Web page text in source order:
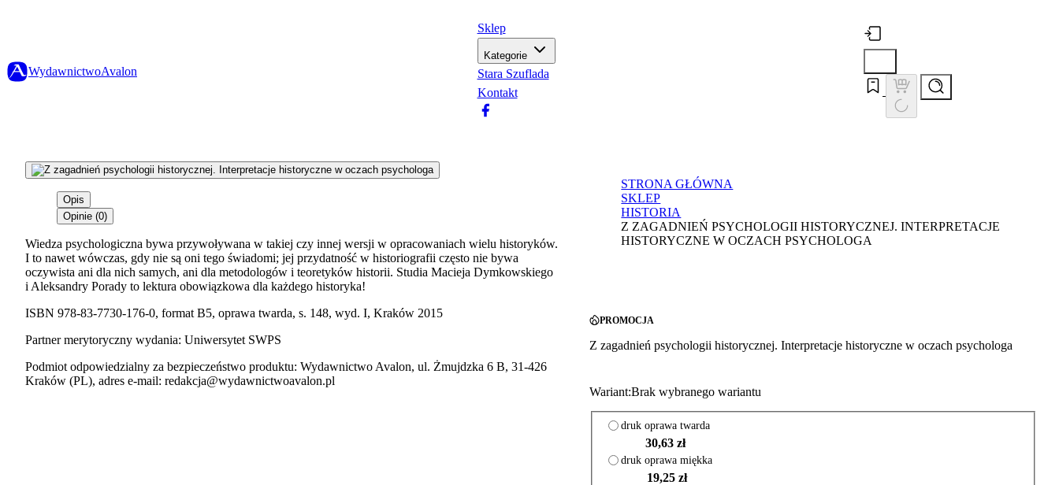
WydawnictwoAvalon
Sklep
Kategorie
Stara Szuflada
Kontakt
Opis
Opinie (0)
Wiedza psychologiczna bywa przywoływana w takiej czy innej wersji w opracowaniach wielu historyków.
I to nawet wówczas, gdy nie są oni tego świadomi; jej przydatność w historiografii często nie bywa
oczywista ani dla nich samych, ani dla metodologów i teoretyków historii. Studia Macieja Dymkowskiego
i Aleksandry Porady to lektura obowiązkowa dla każdego historyka!
ISBN 978-83-7730-176-0, format B5, oprawa twarda, s. 148, wyd. I, Kraków 2015
Partner merytoryczny wydania: Uniwersytet SWPS
Podmiot odpowiedzialny za bezpieczeństwo produktu: Wydawnictwo Avalon, ul. Żmujdzka 6 B, 31-426
Kraków (PL), adres e-mail: redakcja@wydawnictwoavalon.pl
STRONA GŁÓWNA
SKLEP
HISTORIA
Z ZAGADNIEŃ PSYCHOLOGII HISTORYCZNEJ. INTERPRETACJE
HISTORYCZNE W OCZACH PSYCHOLOGA
PROMOCJA
Z zagadnień psychologii historycznej. Interpretacje historyczne w oczach psychologa
Wariant:Brak wybranego wariantu
druk oprawa twarda
30,63 zł
druk oprawa miękka
19,25 zł